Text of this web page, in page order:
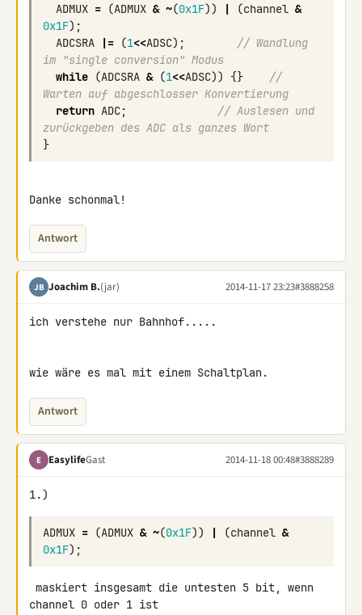
ADMUX = (ADMUX & ~(0x1F)) | (channel &
0x1F);
ADCSRA
|= (1<<ADSC);
// Wandlung
im "single conversion" Modus
while (ADCSRA & (1<<ADSC)) {}
//
Warten auf abgeschlosser Konvertierung
return ADC;
// Auslesen und
zurückgeben des ADC als ganzes Wort
}
Danke schonmal!
Antwort
JB Joachim B.(jar) 2014-11-17 23:23#3888258
ich verstehe nur Bahnhof.....
wie wäre es mal mit einem Schaltplan.
Antwort
E EasylifeGast 2014-11-18 00:48#3888289
1.)
ADMUX = (ADMUX & ~(0x1F)) | (channel &
0x1F);
channel 0 oder 1 ist